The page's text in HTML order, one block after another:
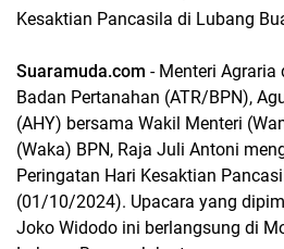
Kesaktian Pancasila di Lubang
Suaramuda.com - Menteri
Badan Pertanahan (ATR/BPN),
(AHY) bersama Wakil Menteri
(Waka) BPN, Raja Juli Antoni
Peringatan Hari Kesaktian
(01/10/2024). Upacara yang
Joko Widodo ini berlangsung di